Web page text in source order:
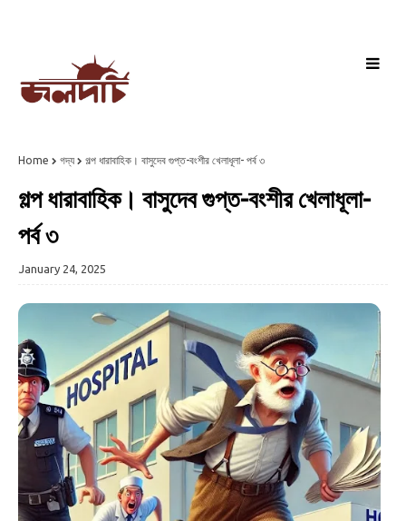
Home গদ্য গল্প ধারাবাহিক। বাসুদেব গুপ্ত-বংশীর খেলাধূলা- পর্ব ৩
গল্প ধারাবাহিক। বাসুদেব গুপ্ত-বংশীর খেলাধূলা-
পর্ব ৩
January 24, 2025